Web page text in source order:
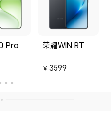
Pro 荣耀WIN RT
￥ 3599